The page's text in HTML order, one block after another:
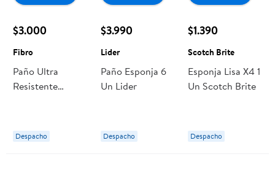
$3.000
Fibro
Paño Ultra
Resistente
Despacho
$3.990
Lider
Paño Esponja 6
Un Lider
Despacho
$1.390
Scotch Brite
Esponja Lisa X4 1
Un Scotch Brite
Despacho